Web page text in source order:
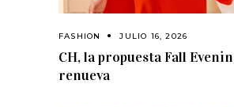
FASHION JULIO 16, 2026
CH, la propuesta Fall
renueva